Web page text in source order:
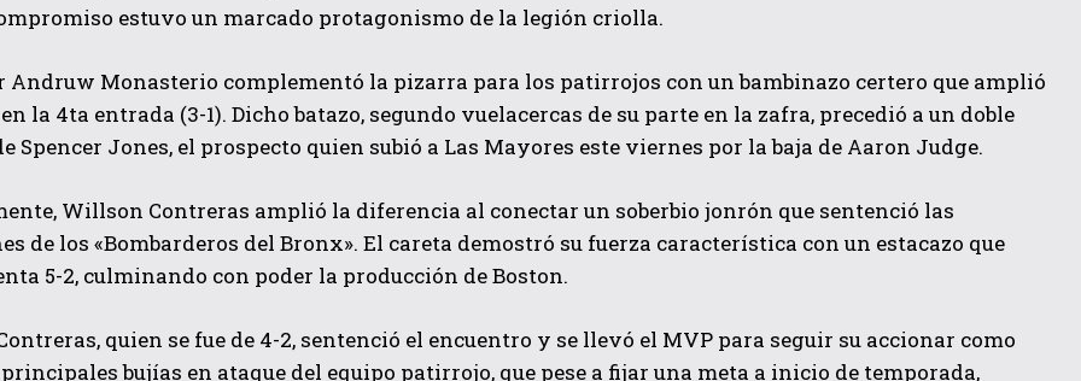
QUIERO SUSCRIBIRME
estuvo un marcado protagonismo de la legión criolla.
Andruw Monasterio complementó la pizarra para los patirrojos con un bambinazo certero que amplió
la 4ta entrada (3-1). Dicho batazo, segundo vuelacercas de su parte en la zafra, precedió a un doble
Spencer Jones, el prospecto quien subió a Las Mayores este viernes por la baja de Aaron Judge.
Willson Contreras amplió la diferencia al conectar un soberbio jonrón que sentenció las
de los «Bombarderos del Bronx». El careta demostró su fuerza característica con un estacazo que
5-2, culminando con poder la producción de Boston.
quien se fue de 4-2, sentenció el encuentro y se llevó el MVP para seguir su accionar como
bujías en ataque del equipo patirrojo, que pese a fijar una meta a inicio de temporada,